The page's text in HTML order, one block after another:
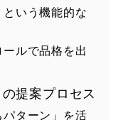
という機能的な
ルで品格を出
提案プロセス
ターン」を活